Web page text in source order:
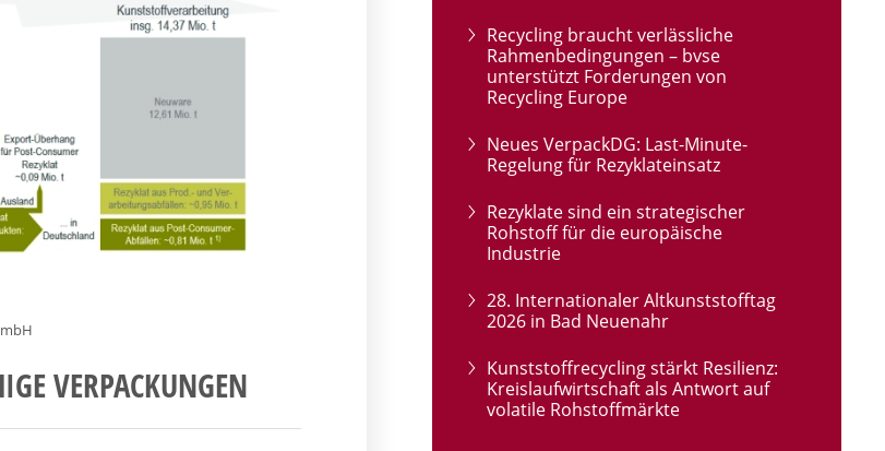
VERPACKUNGEN
Recycling braucht verlässliche
Rahmenbedingungen – bvse
unterstützt Forderungen von
Recycling Europe
Neues VerpackDG: Last-Minute-
Regelung für Rezyklateinsatz
Rezyklate sind ein strategischer
Rohstoff für die europäische
Industrie
28. Internationaler Altkunststofftag
2026 in Bad Neuenahr
Kunststoffrecycling stärkt Resilienz:
Kreislaufwirtschaft als Antwort auf
volatile Rohstoffmärkte